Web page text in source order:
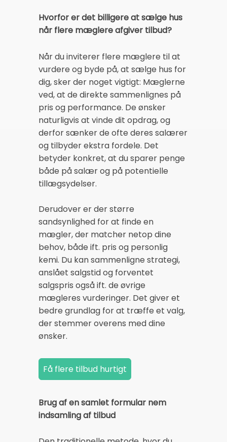
Hvorfor er det billigere at sælge hus
når flere mæglere afgiver tilbud?
Når du inviterer flere mæglere til at
vurdere og byde på, at sælge hus for
dig, sker der noget vigtigt: Mæglerne
ved, at de direkte sammenlignes på
pris og performance. De ønsker
naturligvis at vinde dit opdrag, og
derfor sænker de ofte deres salærer
og tilbyder ekstra fordele. Det
betyder konkret, at du sparer penge
både på salær og på potentielle
tillægsydelser.
Derudover er der større
sandsynlighed for at finde en
mægler, der matcher netop dine
behov, både ift. pris og personlig
kemi. Du kan sammenligne strategi,
anslået salgstid og forventet
salgspris også ift. de øvrige
mægleres vurderinger. Det giver et
bedre grundlag for at træffe et valg,
der stemmer overens med dine
ønsker.
Brug af en samlet formular nem
indsamling af tilbud